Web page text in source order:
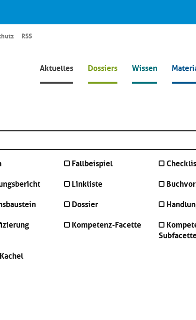
Aktuelles Dossiers Wissen
RSS
Fallbeispiel
Linkliste
Dossier
Kompetenz-Facette